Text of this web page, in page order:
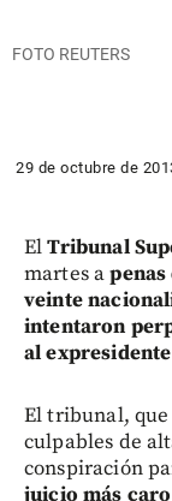
FOTO REUTERS
29 de octubre de
ElTribunal
martes a
veinte
intentaron
al
El tribunal, que
culpables de
conspiración
juicio más